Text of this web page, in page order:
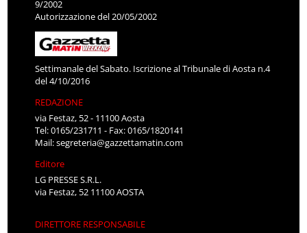
9/2002
Autorizzazione del 20/05/2002
Settimanale del Sabato. Iscrizione al Tribunale di Aosta n.4
del 4/10/2016
REDAZIONE
via Festaz, 52 - 11100 Aosta
Tel: 0165/231711 - Fax: 0165/1820141
Mail:segreteria@gazzettamatin.com
Editore
LG PRESSE S.R.L.
via Festaz, 52 11100 AOSTA
DIRETTORE RESPONSABILE